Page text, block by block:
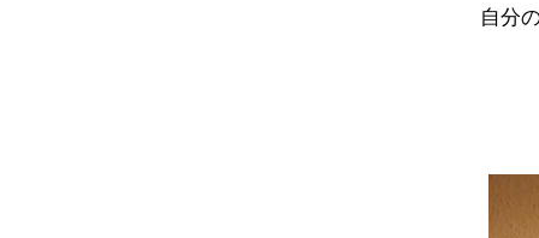
自分